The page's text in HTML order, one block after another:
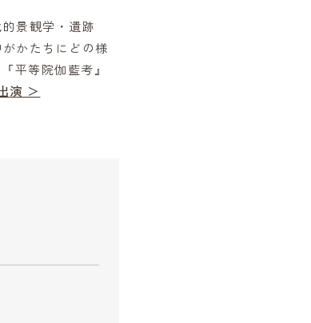
景観学・遺跡
かたちにどの様
平等院伽藍考』
演 ＞